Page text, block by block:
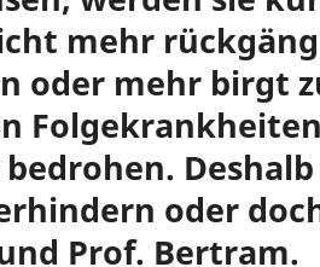
mehr
oder mehr birgt
oder
Prof. Bertram.